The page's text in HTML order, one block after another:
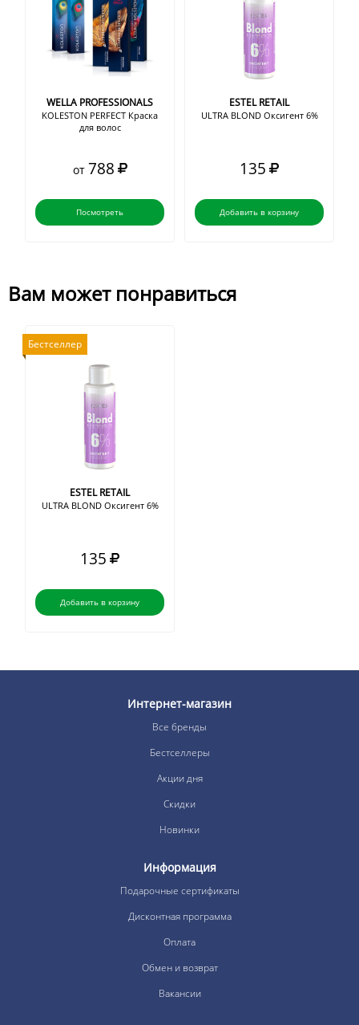
WELLA PROFESSIONALS
KOLESTON PERFECT Краска
для волос
от 788
Посмотреть
ESTEL RETAIL
ULTRA BLOND Оксигент 6%
135
Добавить в корзину
Вам может понравиться
Бестселлер
ESTEL RETAIL
ULTRA BLOND Оксигент 6%
135
Добавить в корзину
Интернет-магазин
Все бренды
Бестселлеры
Акции дня
Скидки
Новинки
Информация
Подарочные сертификаты
Дисконтная программа
Оплата
Обмен и возврат
Вакансии